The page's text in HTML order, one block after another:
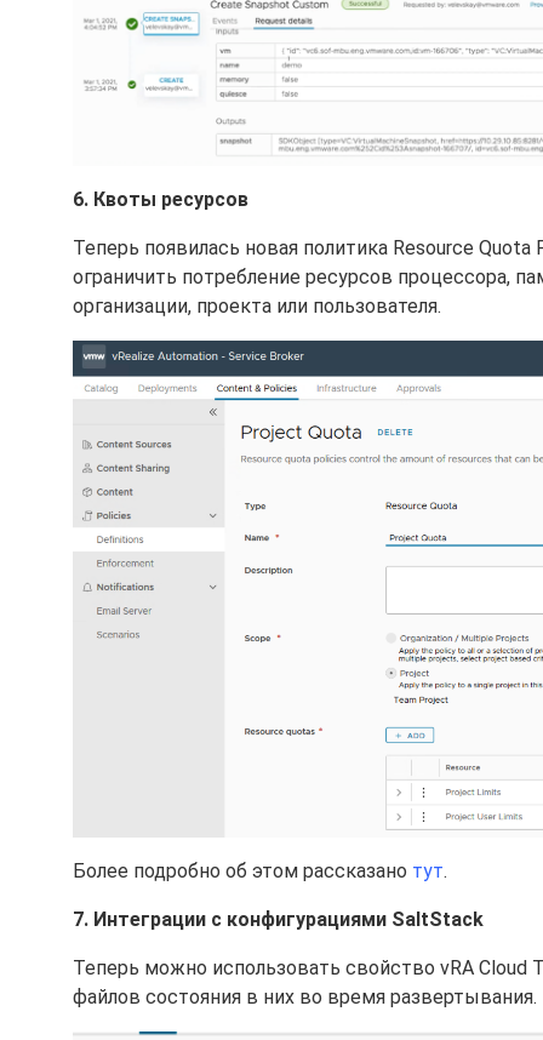
6. Квоты ресурсов
Теперь появилась новая политика Resource
ограничить потребление ресурсов процессора,
организации, проекта или пользователя.
Более подробно об этом рассказано тут.
7. Интеграции с конфигурациями SaltStack
Теперь можно использовать свойство vRA Cloud
файлов состояния в них во время развертывания.